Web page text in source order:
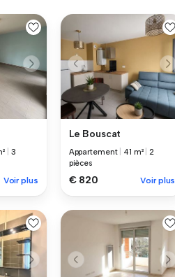
3
Voir plus
Le Bouscat
Appartement 41 m² |2
pièces
€ 820 Voir plus